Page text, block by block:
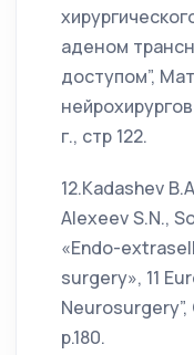
аденом
доступом”,
г., стр 122.
12.Kadashev
Alexeev S.N.,
«Endo-
surgery», 11
Neurosurgery”,
p.180.